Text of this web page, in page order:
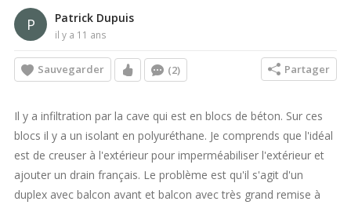
P Patrick Dupuis
il y a 11 ans
Sauvegarder (2) Partager
Il y a infiltration par la cave qui est en blocs de béton. Sur ces
blocs il y a un isolant en polyuréthane. Je comprends que l'idéal
est de creuser à l'extérieur pour imperméabiliser l'extérieur et
ajouter un drain français. Le problème est qu'il s'agit d'un
duplex avec balcon avant et balcon avec très grand remise à